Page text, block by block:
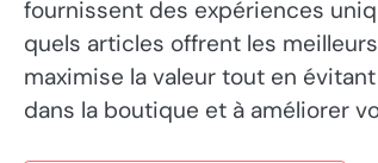
fournissent des expériences
quels articles offrent les
maximise la valeur tout en
dans la boutique et à améliorer